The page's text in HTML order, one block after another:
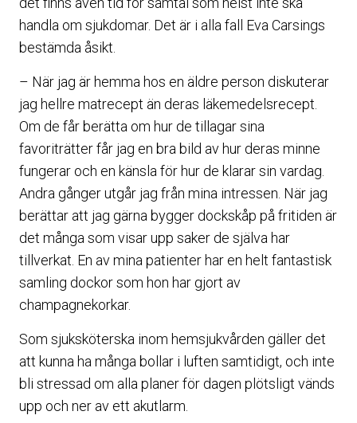
handla om sjukdomar. Det är i alla fall Eva Carsings
bestämda åsikt.
– När jag är hemma hos en äldre person diskuterar
jag hellre matrecept än deras läkemedelsrecept.
Om de får berätta om hur de tillagar sina
favoriträtter får jag en bra bild av hur deras minne
fungerar och en känsla för hur de klarar sin vardag.
Andra gånger utgår jag från mina intressen. När jag
berättar att jag gärna bygger dockskåp på fritiden är
det många som visar upp saker de själva har
tillverkat. En av mina patienter har en helt fantastisk
samling dockor som hon har gjort av
champagnekorkar.
Som sjuksköterska inom hemsjukvården gäller det
att kunna ha många bollar i luften samtidigt, och inte
bli stressad om alla planer för dagen plötsligt vänds
upp och ner av ett akutlarm.